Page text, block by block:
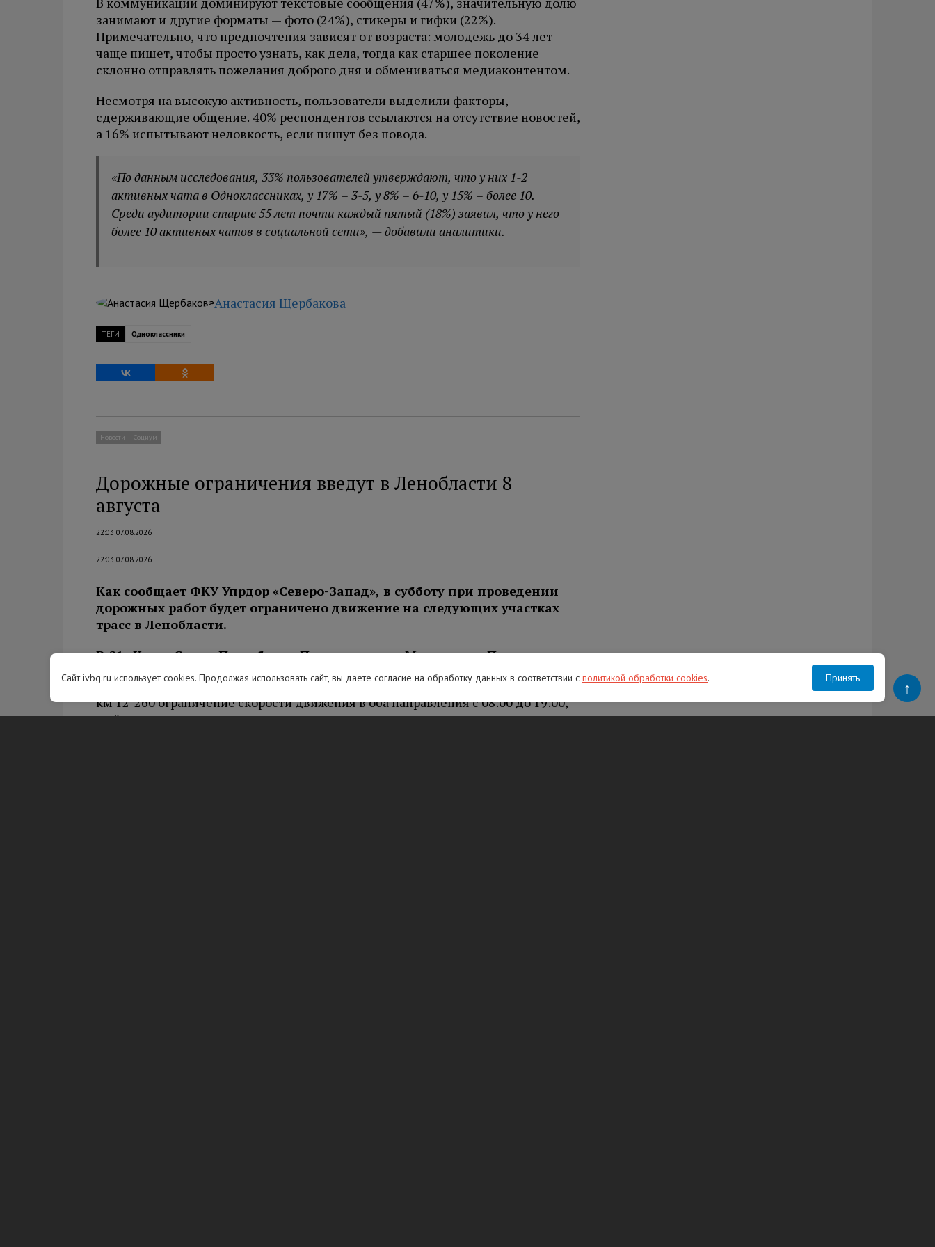
занимают и другие форматы — фото (24%), стикеры и гифки (22%).
Примечательно, что предпочтения зависят от возраста: молодежь до 34 лет
чаще пишет, чтобы просто узнать, как дела, тогда как старшее поколение
склонно отправлять пожелания доброго дня и обмениваться медиаконтентом.
Несмотря на высокую активность, пользователи выделили факторы,
сдерживающие общение. 40% респондентов ссылаются на отсутствие новостей,
а 16% испытывают неловкость, если пишут без повода.
«По данным исследования, 33% пользователей утверждают, что у них 1-2
активных чата в Одноклассниках, у 17% – 3-5, у 8% – 6-10, у 15% – более 10.
Среди аудитории старше 55 лет почти каждый пятый (18%) заявил, что у него
более 10 активных чатов в социальной сети», — добавили аналитики.
Анастасия Щербакова
ТЕГИ Одноклассники
Новости Социум
Дорожные ограничения введут в Ленобласти 8
августа
22:03 07.08.2026
22:03 07.08.2026
Как сообщает ФКУ Упрдор «Северо-Запад», в субботу при проведении
дорожных работ будет ограничено движение на следующих участках
трасс в Ленобласти.
Р-21 «Кола» Санкт-Петербург – Петрозаводск – Мурманск – Печенга–
граница с Королевством Норвегия:
км 12-260 ограничение скорости движения в оба направления с 08:00 до 19:00,
мойка, очистка, ремонт, выправка, установка дорожных знаков;
Сайт ivbg.ru использует cookies. Продолжая использовать сайт, вы даете согласие на обработку данных в соответствии с политикой обработки cookies. Принять
↑